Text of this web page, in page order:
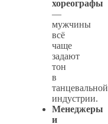
хореографы
—
мужчины
всё
чаще
задают
тон
в
танцевальной
индустрии.
Менеджеры
и